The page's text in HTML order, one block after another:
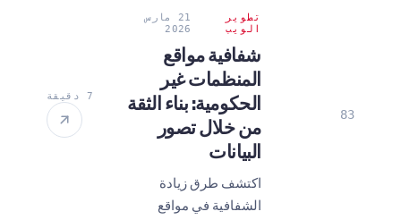
السرعة والذكاء
الاصطناعي وتجربة
المستخدم. دليلنا
التفصيلي هنا!
83
تطوير
الويب
21 مارس
2026
شفافية مواقع
المنظمات غير
الحكومية: بناء الثقة
من خلال تصور
البيانات
اكتشف طرق زيادة
الشفافية في مواقع
7 دقيقة